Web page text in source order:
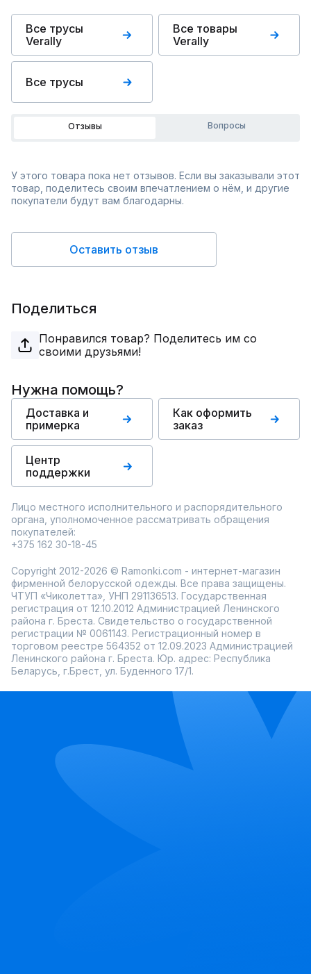
Все трусы
Verally
Все товары
Verally
Все трусы
Отзывы Вопросы
У этого товара пока нет отзывов. Если вы заказывали этот
товар, поделитесь своим впечатлением о нём, и другие
покупатели будут вам благодарны.
Оставить отзыв
Поделиться
Понравился товар? Поделитесь им со
своими друзьями!
Нужна помощь?
Доставка и
примерка
Как оформить
заказ
Центр
поддержки
Лицо местного исполнительного и распорядительного
органа, уполномоченное рассматривать обращения
покупателей:
+375 162 30-18-45
Copyright 2012-2026 © Ramonki.com - интернет-магазин
фирменной белорусской одежды. Все права защищены.
ЧТУП «Чиколетта», УНП 291136513. Государственная
регистрация от 12.10.2012 Администрацией Ленинского
района г. Бреста. Свидетельство о государственной
регистрации № 0061143. Регистрационный номер в
торговом реестре 564352 от 12.09.2023 Администрацией
Ленинского района г. Бреста. Юр. адрес: Республика
Беларусь, г.Брест, ул. Буденного 17/1.